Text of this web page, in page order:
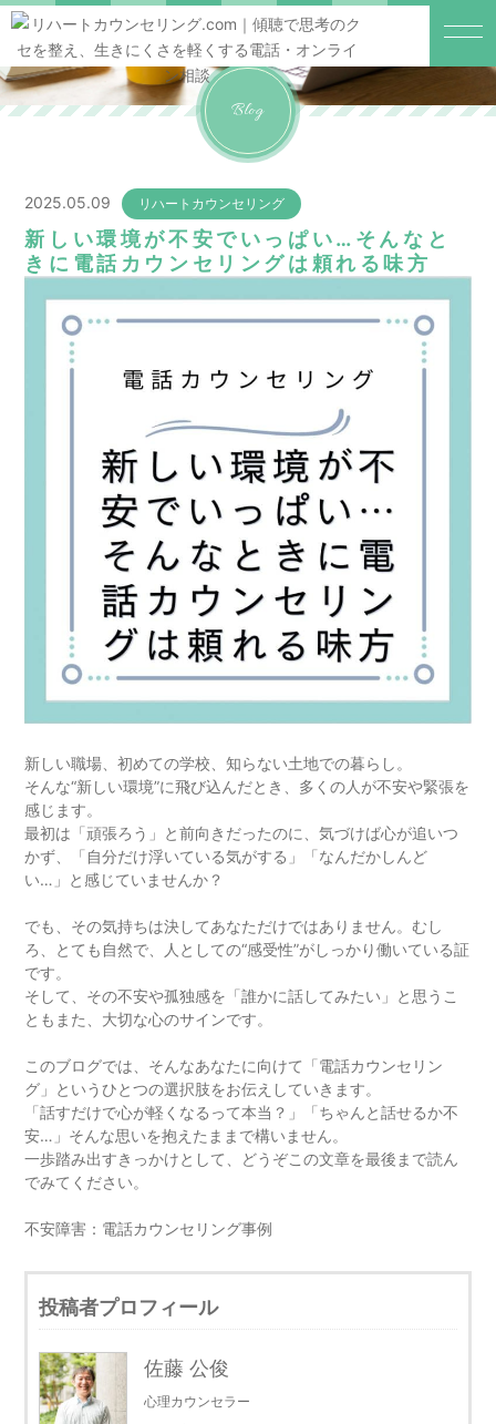
Blog
2025.05.09 リハートカウンセリング
新しい環境が不安でいっぱい…そんなと
きに電話カウンセリングは頼れる味方
新しい職場、初めての学校、知らない土地での暮らし。
そんな“新しい環境”に飛び込んだとき、多くの人が不安や緊張を
感じます。
最初は「頑張ろう」と前向きだったのに、気づけば心が追いつ
かず、「自分だけ浮いている気がする」「なんだかしんど
い…」と感じていませんか？
でも、その気持ちは決してあなただけではありません。むし
ろ、とても自然で、人としての“感受性”がしっかり働いている証
です。
そして、その不安や孤独感を「誰かに話してみたい」と思うこ
ともまた、大切な心のサインです。
このブログでは、そんなあなたに向けて「電話カウンセリン
グ」というひとつの選択肢をお伝えしていきます。
「話すだけで心が軽くなるって本当？」「ちゃんと話せるか不
安…」そんな思いを抱えたままで構いません。
一歩踏み出すきっかけとして、どうぞこの文章を最後まで読ん
でみてください。
不安障害：電話カウンセリング事例
投稿者プロフィール
佐藤 公俊
心理カウンセラー